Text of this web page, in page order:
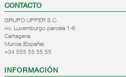
ropa
Otros
desinfectantes
Limpiadores
para
suelos
Quitagrasas
Limpiacristales/multiusos
Limpiadores
Utiles de
calzado
Cremas
de
calzado
de
Otros +
Desatascadores
Vajillas
para
de
CONTACTO
GRUPO UPPER S.C.
Av. Luxemburgo parcela 1-6
Cartagena
Murcia (España)
+34 555 55 55 55
INFORMACIÓN